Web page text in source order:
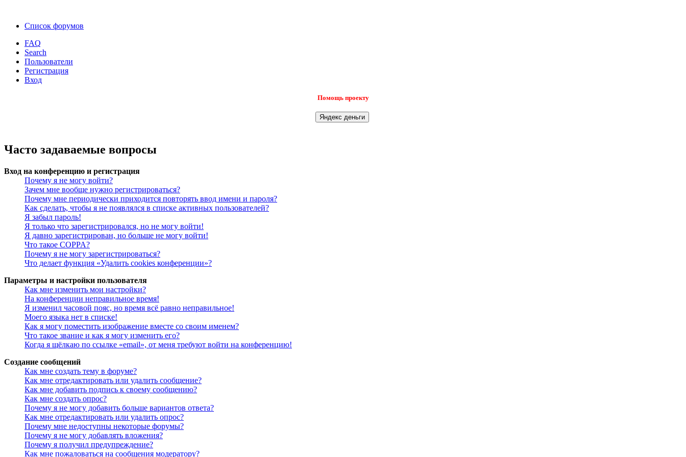
Список форумов
FAQ
Search
Пользователи
Регистрация
Вход
Помощь проекту
Часто задаваемые вопросы
Вход на конференцию и регистрация
Почему я не могу войти?
Зачем мне вообще нужно регистрироваться?
Почему мне периодически приходится повторять ввод имени и пароля?
Как сделать, чтобы я не появлялся в списке активных пользователей?
Я забыл пароль!
Я только что зарегистрировался, но не могу войти!
Я давно зарегистрирован, но больше не могу войти!
Что такое COPPA?
Почему я не могу зарегистрироваться?
Что делает функция «Удалить cookies конференции»?
Параметры и настройки пользователя
Как мне изменить мои настройки?
На конференции неправильное время!
Я изменил часовой пояс, но время всё равно неправильное!
Моего языка нет в списке!
Как я могу поместить изображение вместе со своим именем?
Что такое звание и как я могу изменить его?
Когда я щёлкаю по ссылке «email», от меня требуют войти на конференцию!
Создание сообщений
Как мне создать тему в форуме?
Как мне отредактировать или удалить сообщение?
Как мне добавить подпись к своему сообщению?
Как мне создать опрос?
Почему я не могу добавить больше вариантов ответа?
Как мне отредактировать или удалить опрос?
Почему мне недоступны некоторые форумы?
Почему я не могу добавлять вложения?
Почему я получил предупреждение?
Как мне пожаловаться на сообщения модератору?